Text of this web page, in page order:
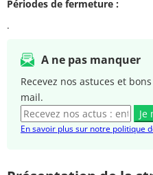
Périodes de fermeture :
.
A ne pas manquer
Recevez nos astuces et
mail.
Je
En savoir plus sur notre politique